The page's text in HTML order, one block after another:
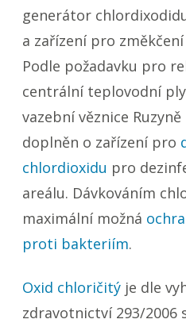
generátor
a zařízení pro změkčení
Podle požadavku pro
centrální teplovodní
vazební věznice
doplněn o zařízení pro
chlordioxidu pro
areálu. Dávkováním
maximální možná
proti bakteriím.
Oxid chloričitý je dle
zdravotnictví 293/2006